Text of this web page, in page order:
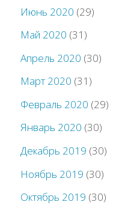
Июнь 2020 (29)
Май 2020 (31)
Апрель 2020 (30)
Март 2020 (31)
Февраль 2020 (29)
Январь 2020 (30)
Декабрь 2019 (30)
Ноябрь 2019 (30)
Октябрь 2019 (30)